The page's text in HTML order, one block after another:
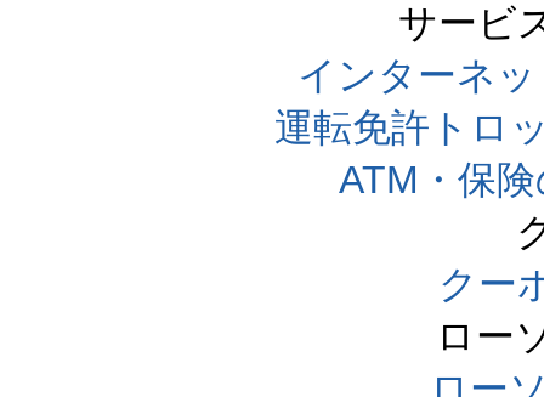
サービ
インターネ
運転免許トロ
ATM・保
クー
ロー